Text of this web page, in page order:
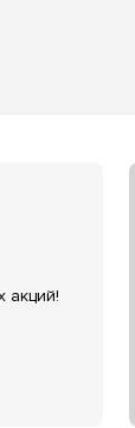
акций!